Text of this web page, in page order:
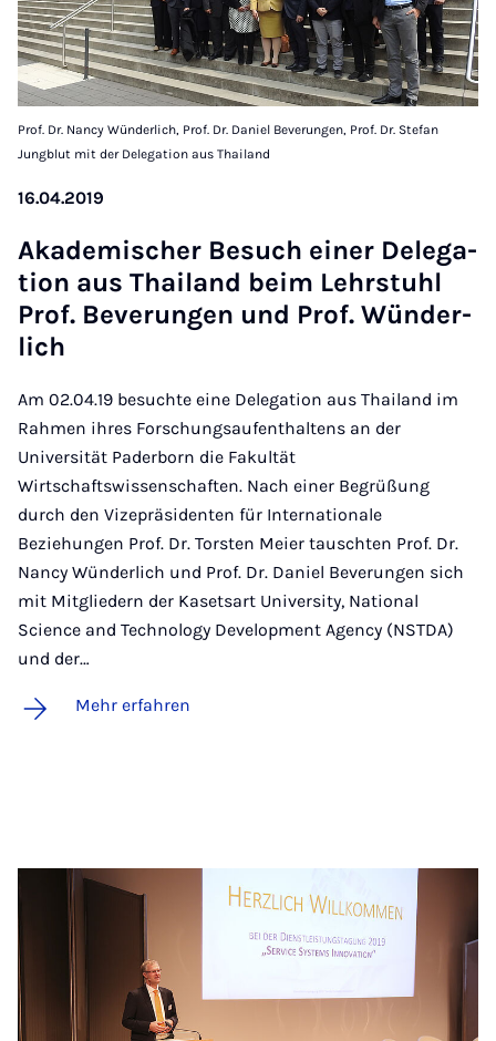
Prof. Dr. Nancy Wünderlich, Prof. Dr. Daniel Beverungen, Prof. Dr. Stefan
Jungblut mit der Delegation aus Thailand
16.04.2019
Aka­de­mi­scher Be­such ei­ner De­le­ga­
ti­on aus Thai­land beim Lehr­stuhl
Prof. Be­ver­un­gen und Prof. Wün­der­
lich
Am 02.04.19 besuchte eine Delegation aus Thailand im
Rahmen ihres Forschungsaufenthaltens an der
Universität Paderborn die Fakultät
Wirtschaftswissenschaften. Nach einer Begrüßung
durch den Vizepräsidenten für Internationale
Beziehungen Prof. Dr. Torsten Meier tauschten Prof. Dr.
Nancy Wünderlich und Prof. Dr. Daniel Beverungen sich
mit Mitgliedern der Kasetsart University, National
Science and Technology Development Agency (NSTDA)
und der…
Mehr erfahren